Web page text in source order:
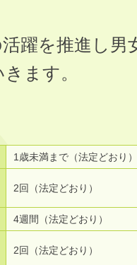
躍を推進し
ます。
1歳未満まで（法定どおり）
2回（法定どおり）
4週間（法定どおり）
2回（法定どおり）